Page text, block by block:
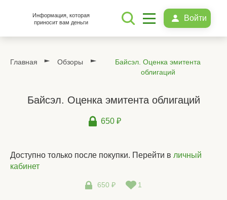
Информация, которая
приносит вам деньги
Войти
Главная Обзоры
Байсэл. Оценка эмитента
облигаций
Байсэл. Оценка эмитента облигаций
650 ₽
Доступно только после покупки. Перейти в личный
кабинет
650 ₽ 1